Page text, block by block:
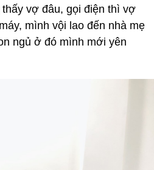
vợ đâu, gọi điện thì vợ
mình vội lao đến nhà mẹ
ngủ ở đó mình mới yên